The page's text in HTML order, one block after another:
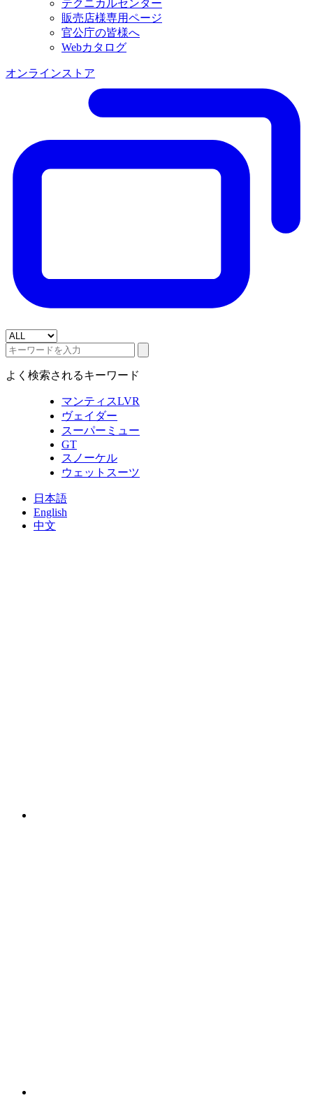
テクニカルセンター
販売店様専用ページ
官公庁の皆様へ
Webカタログ
オンラインストア
よく検索されるキーワード
マンティスLVR
ヴェイダー
スーパーミュー
GT
スノーケル
ウェットスーツ
日本語
English
中文